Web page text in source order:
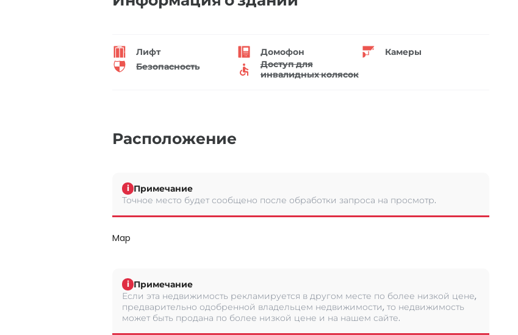
Лифт Домофон
Камеры
Безопасность
Доступ для
инвалидных колясок
Расположение
i Примечание
Точное место будет сообщено после обработки запроса на просмотр.
Map
i Примечание
Если эта недвижимость рекламируется в другом месте по более низкой цене,
предварительно одобренной владельцем недвижимости, то недвижимость
может быть продана по более низкой цене и на нашем сайте.